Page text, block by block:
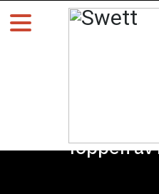
Toppen av